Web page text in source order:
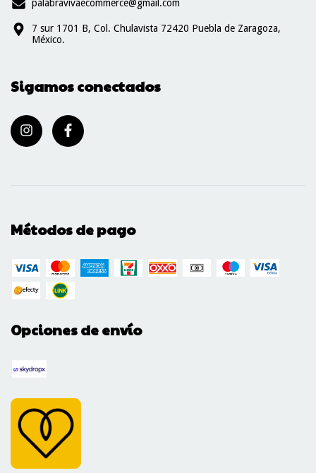
palabravivaecommerce@gmail.com
7 sur 1701 B, Col. Chulavista 72420 Puebla de Zaragoza,
México.
Sigamos conectados
Métodos de pago
Opciones de envío